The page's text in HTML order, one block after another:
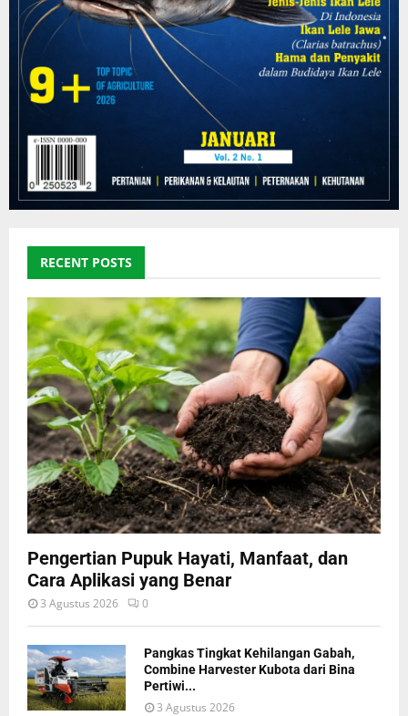
RECENT POSTS
Pengertian Pupuk Hayati, Manfaat, dan
Cara Aplikasi yang Benar
3 Agustus 2026 0
Pangkas Tingkat Kehilangan Gabah,
Combine Harvester Kubota dari Bina
Pertiwi...
3 Agustus 2026